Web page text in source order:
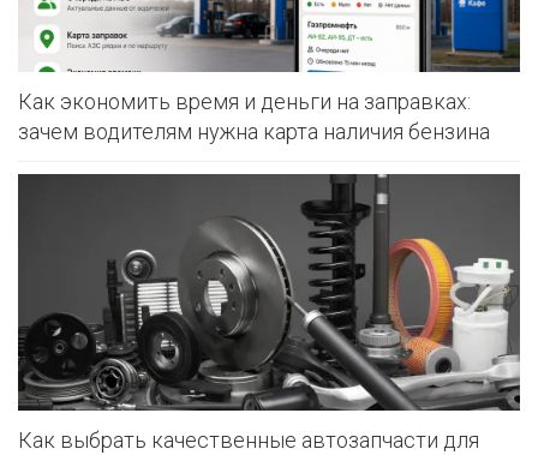
Как экономить время и деньги на заправках:
зачем водителям нужна карта наличия бензина
Как выбрать качественные автозапчасти для